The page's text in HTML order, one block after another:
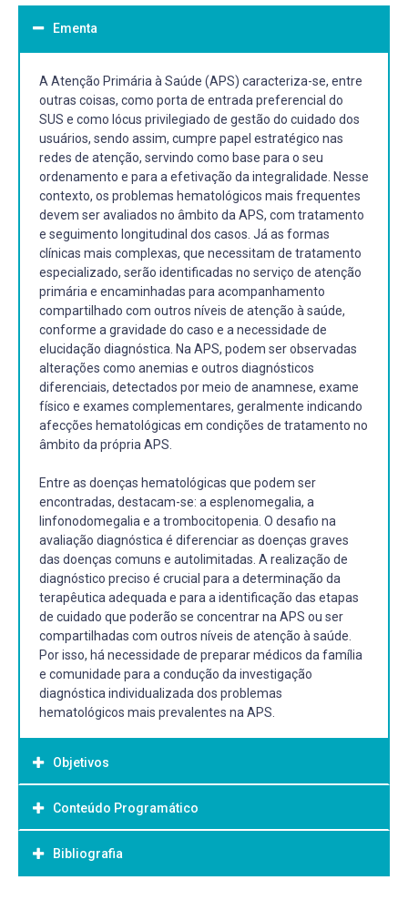
Ementa
A Atenção Primária à Saúde (APS) caracteriza-se, entre
outras coisas, como porta de entrada preferencial do
SUS e como lócus privilegiado de gestão do cuidado dos
usuários, sendo assim, cumpre papel estratégico nas
redes de atenção, servindo como base para o seu
ordenamento e para a efetivação da integralidade. Nesse
contexto, os problemas hematológicos mais frequentes
devem ser avaliados no âmbito da APS, com tratamento
e seguimento longitudinal dos casos. Já as formas
clínicas mais complexas, que necessitam de tratamento
especializado, serão identificadas no serviço de atenção
primária e encaminhadas para acompanhamento
compartilhado com outros níveis de atenção à saúde,
conforme a gravidade do caso e a necessidade de
elucidação diagnóstica. Na APS, podem ser observadas
alterações como anemias e outros diagnósticos
diferenciais, detectados por meio de anamnese, exame
físico e exames complementares, geralmente indicando
afecções hematológicas em condições de tratamento no
âmbito da própria APS.
Entre as doenças hematológicas que podem ser
encontradas, destacam-se: a esplenomegalia, a
linfonodomegalia e a trombocitopenia. O desafio na
avaliação diagnóstica é diferenciar as doenças graves
das doenças comuns e autolimitadas. A realização de
diagnóstico preciso é crucial para a determinação da
terapêutica adequada e para a identificação das etapas
de cuidado que poderão se concentrar na APS ou ser
compartilhadas com outros níveis de atenção à saúde.
Por isso, há necessidade de preparar médicos da família
e comunidade para a condução da investigação
diagnóstica individualizada dos problemas
hematológicos mais prevalentes na APS.
Objetivos
Objetivo Geral:
Preparar médicos da família e comunidade para conduzir
a investigação diagnóstica individualizada dos problemas
Conteúdo Programático
UNIDADE 1. Doenças Hematológicas = 5 horas
1. Anemias
Bibliografia